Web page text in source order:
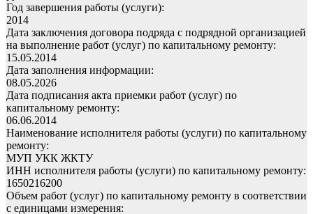
Год завершения работы (услуги):
2014
Дата заключения договора подряда с подрядной организацией
на выполнение работ (услуг) по капитальному ремонту:
15.05.2014
Дата заполнения информации:
08.05.2026
Дата подписания акта приемки работ (услуг) по
капитальному ремонту:
06.06.2014
Наименование исполнителя работы (услуги) по капитальному
ремонту:
МУП УКК ЖКТУ
ИНН исполнителя работы (услуги) по капитальному ремонту:
1650216200
Объем работ (услуг) по капитальному ремонту в соответствии
с единицами измерения: